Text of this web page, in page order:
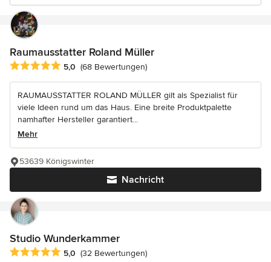
Raumausstatter Roland Müller
Durchschnittliche Bewertung: 5 von 5 Sternen
5,0 (68 Bewertungen)
RAUMAUSSTATTER ROLAND MÜLLER gilt als Spezialist für
viele Ideen rund um das Haus. Eine breite Produktpalette
namhafter Hersteller garantiert...
Mehr
Nachricht
53639 Königswinter
Studio Wunderkammer
Durchschnittliche Bewertung: 5 von 5 Sternen
5,0 (32 Bewertungen)